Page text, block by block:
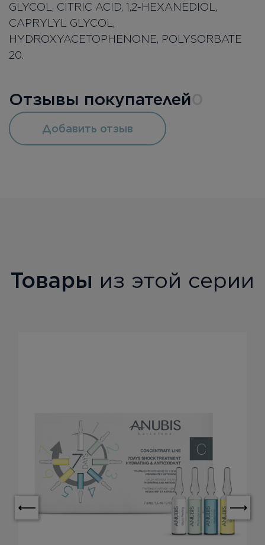
GLYCOL, CITRIC ACID, 1,2-HEXANEDIOL,
CAPRYLYL GLYCOL,
HYDROXYACETOPHENONE, POLYSORBATE
20.
Отзывы покупателей
Добавить отзыв
Товары из этой серии